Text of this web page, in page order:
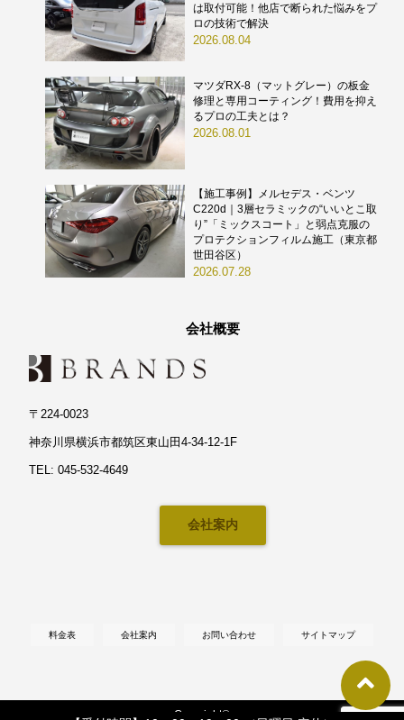
は取付可能！他店で断られた悩みをプ
ロの技術で解決
2026.08.04
マツダRX-8（マットグレー）の板金
修理と専用コーティング！費用を抑え
るプロの工夫とは？
2026.08.01
【施工事例】メルセデス・ベンツ
C220d｜3層セラミックの“いいとこ取
り”「ミックスコート」と弱点克服の
プロテクションフィルム施工（東京都
世田谷区）
2026.07.28
会社概要
〒224-0023
神奈川県横浜市都筑区東山田4-34-12-1F
TEL: 045-532-4649
会社案内
料金表 会社案内 お問い合わせ サイトマップ
Copyright©